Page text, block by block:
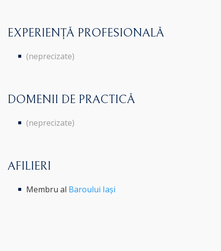
EXPERIENȚĂ PROFESIONALĂ
(neprecizate)
DOMENII DE PRACTICĂ
(neprecizate)
AFILIERI
Membru al Baroului Iași